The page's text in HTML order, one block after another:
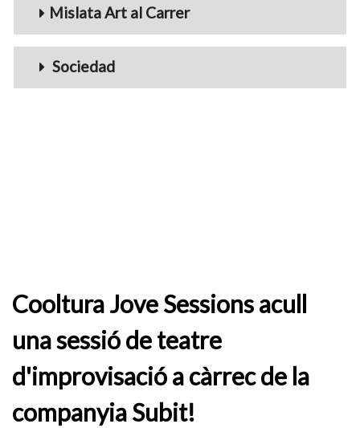
Mislata Art al Carrer
Sociedad
Cooltura Jove Sessions acull
una sessió de teatre
d'improvisació a càrrec de la
companyia Subit!